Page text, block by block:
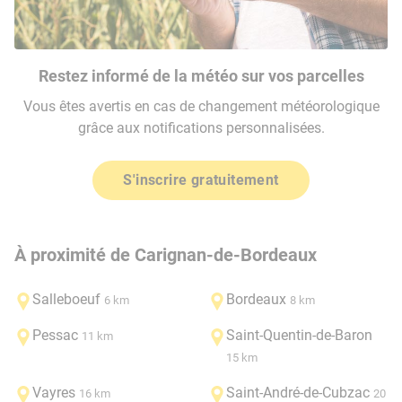
Restez informé de la météo sur vos parcelles
Vous êtes avertis en cas de changement météorologique
grâce aux notifications personnalisées.
S'inscrire gratuitement
À proximité de Carignan-de-Bordeaux
Salleboeuf 6 km Bordeaux 8 km
Pessac 11 km Saint-Quentin-de-Baron
15 km
Vayres 16 km Saint-André-de-Cubzac 20